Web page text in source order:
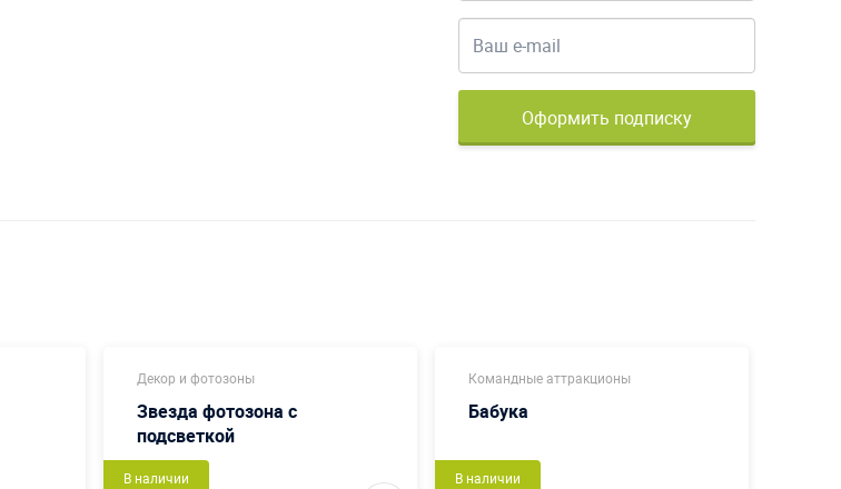
Оформить подписку
Декор и фотозоны
Звезда фотозона с
подсветкой
В наличии
Командные аттракционы
Бабука
Новый
В наличии